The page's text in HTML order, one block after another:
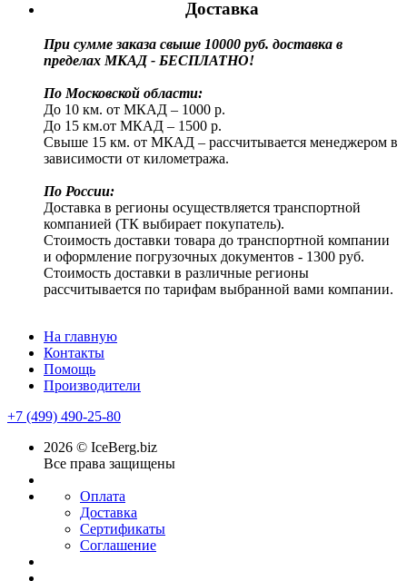
Доставка
При сумме заказа свыше 10000 руб. доставка в
пределах МКАД - БЕСПЛАТНО!
По Московской области:
До 10 км. от МКАД – 1000 р.
До 15 км.от МКАД – 1500 р.
Свыше 15 км. от МКАД – рассчитывается менеджером в
зависимости от километража.
По России:
Доставка в регионы осуществляется транспортной
компанией (ТК выбирает покупатель).
Стоимость доставки товара до транспортной компании
и оформление погрузочных документов - 1300 руб.
Стоимость доставки в различные регионы
рассчитывается по тарифам выбранной вами компании.
На главную
Контакты
Помощь
Производители
+7 (499) 490-25-80
2026 © IceBerg.biz
Все права защищены
Оплата
Доставка
Сертификаты
Соглашение